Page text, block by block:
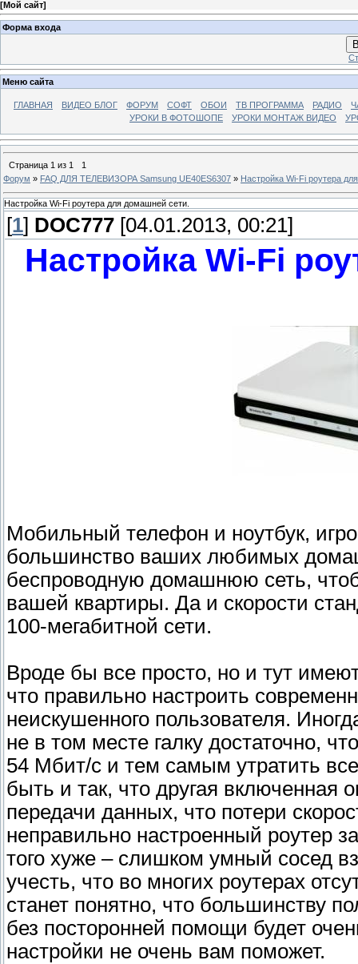
[Мой сайт]
Форма входа
Меню сайта
ГЛАВНАЯ ВИДЕО БЛОГ ФОРУМ СОФТ ОБОИ ТВ ПРОГРАММА РАДИО
УРОКИ В ФОТОШОПЕ
УРОКИ МОНТАЖ ВИДЕО
Страница 1 из 1
1
Форум » FAQ ДЛЯ ТЕЛЕВИЗОРА Samsung UE40ES6307 » Настройка Wi-Fi роутера
Настройка Wi-Fi роутера для домашней сети.
[1] DOC777 [04.01.2013, 00:21]
Настройка Wi-Fi
Мобильный телефон и ноутбук,
большинство ваших любимых
беспроводную домашнюю сеть,
вашей квартиры. Да и скорости
100-мегабитной сети.
Вроде бы все просто, но и тут
что правильно настроить
неискушенного пользователя.
не в том месте галку достаточно,
54 Мбит/с и тем самым утратить
быть и так, что другая включенная
передачи данных, что потери
неправильно настроенный роутер
того хуже – слишком умный сосед
учесть, что во многих роутерах
станет понятно, что большинству
без посторонней помощи будет
настройки не очень вам поможет.